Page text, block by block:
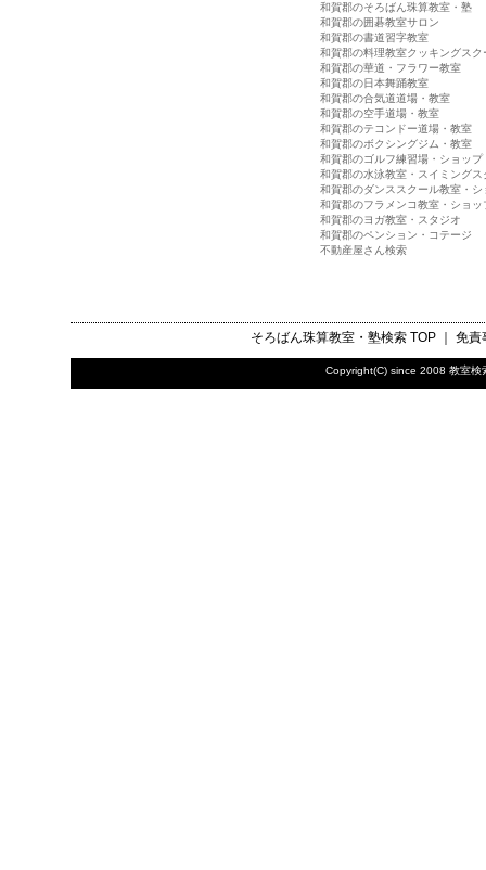
和賀郡のそろばん珠算教室・塾
和賀郡の囲碁教室サロン
和賀郡の書道習字教室
和賀郡の料理教室クッキングスク
和賀郡の華道・フラワー教室
和賀郡の日本舞踊教室
和賀郡の合気道道場・教室
和賀郡の空手道場・教室
和賀郡のテコンドー道場・教室
和賀郡のボクシングジム・教室
和賀郡のゴルフ練習場・ショップ
和賀郡の水泳教室・スイミングス
和賀郡のダンススクール教室・シ
和賀郡のフラメンコ教室・ショッ
和賀郡のヨガ教室・スタジオ
和賀郡のペンション・コテージ
不動産屋さん検索
そろばん珠算教室・塾検索TOP ｜ 免責
Copyright(C) since 2008 教室検